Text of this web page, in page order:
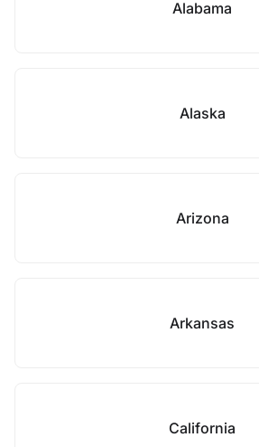
Alabama
Alaska
Arizona
Arkansas
California